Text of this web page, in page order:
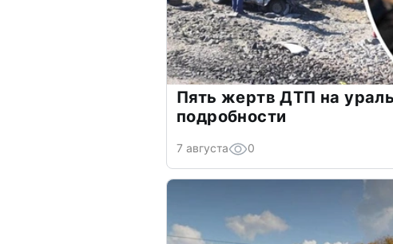
Пять жертв ДТП на
подробности
7 августа 0